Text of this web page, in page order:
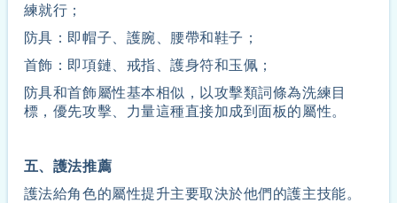
練就行；
防具：即帽子、護腕、腰帶和鞋子；
首飾：即項鏈、戒指、護身符和玉佩；
防具和首飾屬性基本相似，以攻擊類詞條為洗練目
標，優先攻擊、力量這種直接加成到面板的屬性。
五、護法推薦
護法給角色的屬性提升主要取決於他們的護主技能。